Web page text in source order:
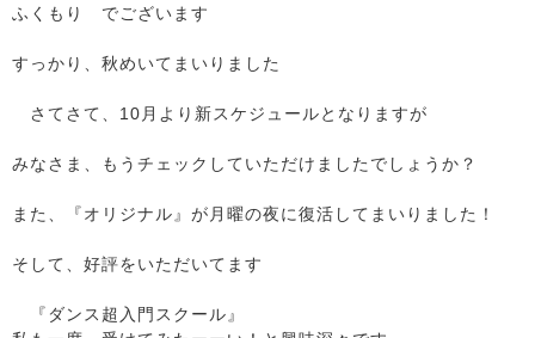
ふくもり でございます
すっかり、秋めいてまいりました
さてさて、10月より新スケジュールとなりますが
みなさま、もうチェックしていただけましたでしょうか？
また、『オリジナル』が月曜の夜に復活してまいりました！
そして、好評をいただいてます
『ダンス超入門スクール』